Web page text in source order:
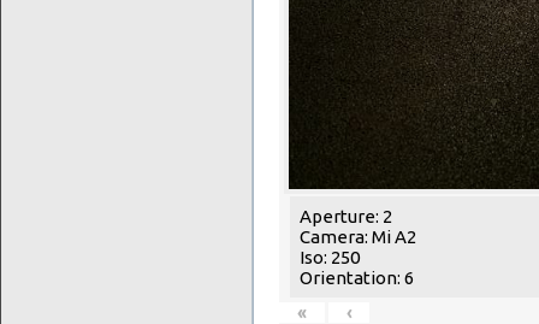
Aperture: 2
Camera: Mi A2
Iso: 250
Orientation: 6
«
‹